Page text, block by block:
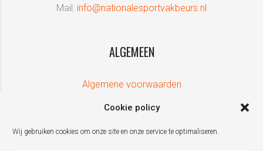
Cookie policy
Wij gebruiken cookies om onze site en onze service te optimaliseren.
Mail: info@nationalesportvakbeurs.nl
ALGEMEEN
Algemene voorwaarden